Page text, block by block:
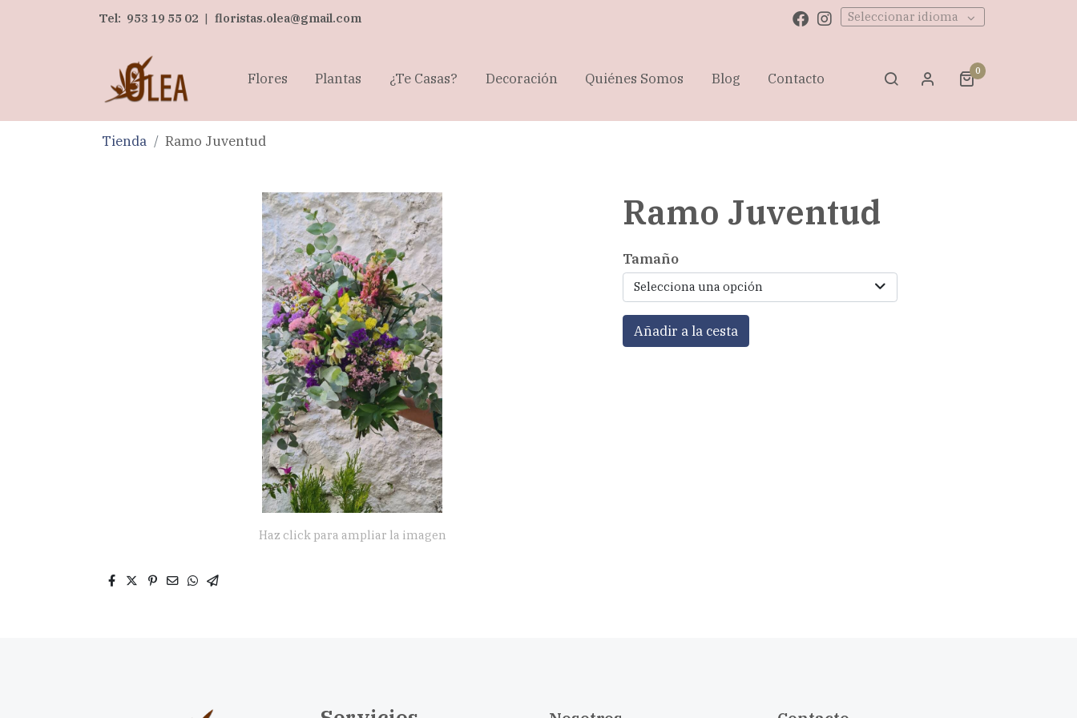
Tel: 953 19 55 02 | floristas.olea@gmail.com Seleccionar idioma
Flores Plantas ¿Te Casas? Decoración Quiénes Somos Blog Contacto 0
Tienda Ramo Juventud
Haz click para ampliar la imagen
Ramo Juventud
Tamaño
Selecciona una opción
Añadir a la cesta